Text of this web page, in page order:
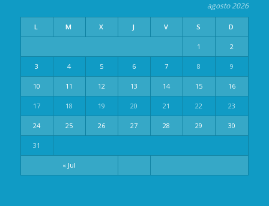
agosto 2026
L M X J V S D
« Jul
1 2
3 4 5 6 7 8 9
10 11 12 13 14 15 16
17 18 19 20 21 22 23
24 25 26 27 28 29 30
31